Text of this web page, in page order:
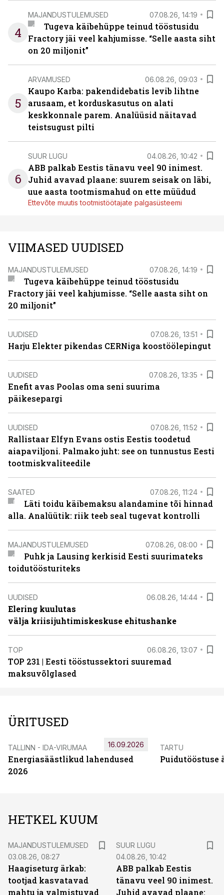
4
MAJANDUSTULEMUSED 07.08.26, 14:19
Tugeva käibehüppe teinud tööstusidu
Fractory jäi veel kahjumisse. “Selle aasta siht
on 20 miljonit”
5
ARVAMUSED 06.08.26, 09:03
Kaupo Karba: pakendidebatis levib lihtne
arusaam, et korduskasutus on alati
keskkonnale parem. Analüüsid näitavad
teistsugust pilti
6
SUUR LUGU 04.08.26, 10:42
ABB palkab Eestis tänavu veel 90 inimest.
Juhid avavad plaane: suurem seisak on läbi,
uue aasta tootmismahud on ette müüdud
Ettevõte muutis tootmistöötajate palgasüsteemi
VIIMASED UUDISED
MAJANDUSTULEMUSED 07.08.26, 14:19
Tugeva käibehüppe teinud tööstusidu
Fractory jäi veel kahjumisse. “Selle aasta siht on
20 miljonit”
UUDISED 07.08.26, 13:51
Harju Elekter pikendas CERNiga koostöölepingut
UUDISED 07.08.26, 13:35
Enefit avas Poolas oma seni suurima
päikesepargi
UUDISED 07.08.26, 11:52
Rallistaar Elfyn Evans ostis Eestis toodetud
aiapaviljoni. Palmako juht: see on tunnustus Eesti
tootmiskvaliteedile
SAATED 07.08.26, 11:24
Läti toidu käibemaksu alandamine tõi hinnad
alla. Analüütik: riik teeb seal tugevat kontrolli
MAJANDUSTULEMUSED 07.08.26, 08:00
Puhk ja Lausing kerkisid Eesti suurimateks
toidutöösturiteks
UUDISED 06.08.26, 14:44
Elering kuulutas
välja kriisijuhtimiskeskuse ehitushanke
TOP 06.08.26, 13:07
TOP 231 | Eesti tööstussektori suuremad
maksuvõlglased
ÜRITUSED
TALLINN - IDA-VIRUMAA
Energiasäästlikud lahendused
2026
16.09.2026 TARTU
Puidutööstuse
HETKEL KUUM
MAJANDUSTULEMUSED
03.08.26, 08:27
Haagiseturg ärkab:
tootjad kasvatavad
mahtu ja valmistuvad
SUUR LUGU
04.08.26, 10:42
ABB palkab Eestis
tänavu veel 90 inimest.
Juhid avavad plaane: